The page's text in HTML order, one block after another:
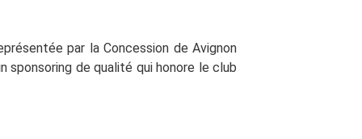
par la Concession de Avignon
sponsoring de qualité qui honore le club